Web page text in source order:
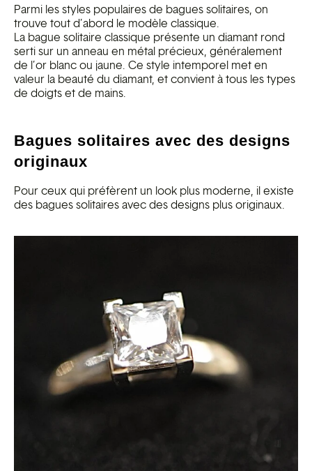
Parmi les styles populaires de bagues solitaires, on
trouve tout d’abord le modèle classique.
La bague solitaire classique présente un diamant rond
serti sur un anneau en métal précieux, généralement
de l’or blanc ou jaune. Ce style intemporel met en
valeur la beauté du diamant, et convient à tous les types
de doigts et de mains.
Bagues solitaires avec des designs
originaux
Pour ceux qui préfèrent un look plus moderne, il existe
des bagues solitaires avec des designs plus originaux.